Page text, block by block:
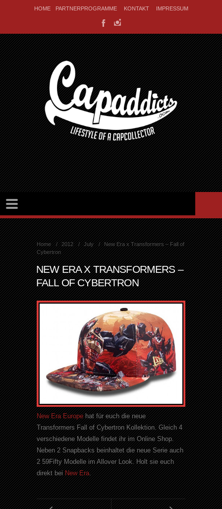
HOME PARTNERPROGRAMME KONTAKT IMPRESSUM
Home 2012 July
New Era x Transformers – Fall of
Cybertron
NEW ERA X TRANSFORMERS –
FALL OF CYBERTRON
New Era Europe hatfür euch die neue
TransformersFallof CybertronKollektion. Gleich 4
verschiedene Modelle findet ihr im OnlineShop.
Neben 2Snapbacksbeinhaltet die neue Serie auch
2 59FiftyModelle imAllover Look. Holt sie euch
direkt beiNew Era.